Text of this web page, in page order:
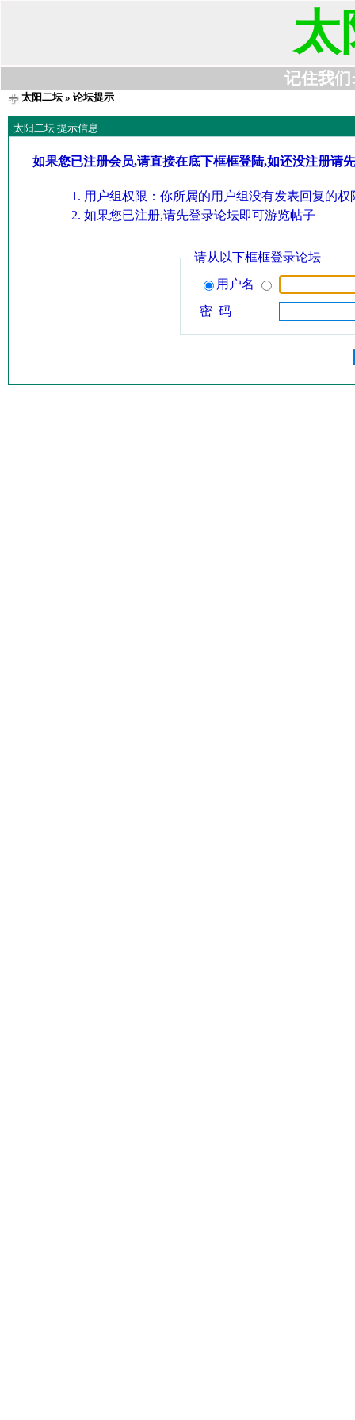
太
记住我们
太阳二坛» 论坛提示
太阳二坛 提示信息
如果您已注册会员,请直接在底下框框登陆,如还没注册请
用户组权限：你所属的用户组没有发表回复的权
如果您已注册,请先登录论坛即可游览帖子
请从以下框框登录论坛
用户名
密 码